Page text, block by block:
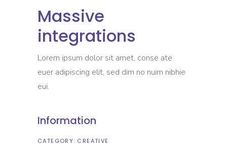
Massive
integrations
Lorem ipsum dolor sit amet, conse ate
euer adipiscing elit, sed dim no nuim nibhie
eui.
Information
CATEGORY: CREATIVE